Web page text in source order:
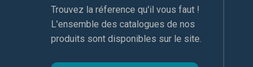
Trouvez la réference qu'il vous faut !
L'ensemble des catalogues de nos
produits sont disponibles sur le site.